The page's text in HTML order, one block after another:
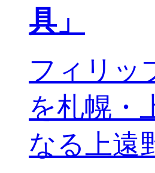
具」
フィリッ
を札幌・
なる上遠